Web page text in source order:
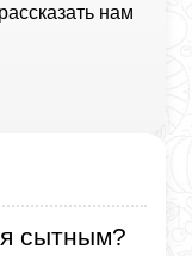
нам
сытным?